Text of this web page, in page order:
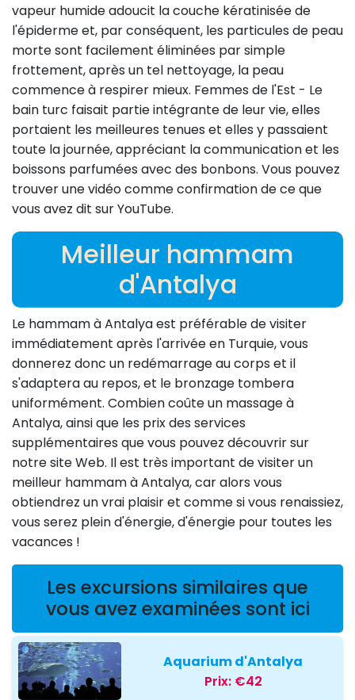
vapeur humide adoucit la couche kératinisée de
l'épiderme et, par conséquent, les particules de peau
morte sont facilement éliminées par simple
frottement, après un tel nettoyage, la peau
commence à respirer mieux. Femmes de l'Est - Le
bain turc faisait partie intégrante de leur vie, elles
portaient les meilleures tenues et elles y passaient
toute la journée, appréciant la communication et les
boissons parfumées avec des bonbons. Vous pouvez
trouver une vidéo comme confirmation de ce que
vous avez dit sur YouTube.
Meilleur hammam
d'Antalya
Le hammam à Antalya est préférable de visiter
immédiatement après l'arrivée en Turquie, vous
donnerez donc un redémarrage au corps et il
s'adaptera au repos, et le bronzage tombera
uniformément. Combien coûte un massage à
Antalya, ainsi que les prix des services
supplémentaires que vous pouvez découvrir sur
notre site Web. Il est très important de visiter un
meilleur hammam à Antalya, car alors vous
obtiendrez un vrai plaisir et comme si vous renaissiez,
vous serez plein d'énergie, d'énergie pour toutes les
vacances !
Les excursions similaires que
vous avez examinées sont ici
Aquarium d'Antalya
Prix: €42